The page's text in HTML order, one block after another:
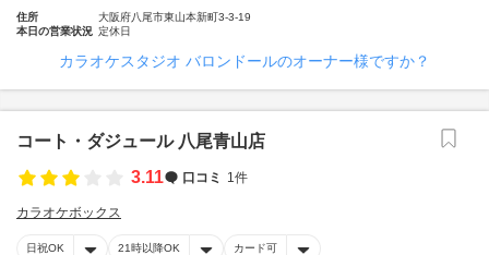
住所
大阪府八尾市東山本新町3-3-19
本日の営業状況 定休日
カラオケスタジオ バロンドールのオーナー様ですか？
コート・ダジュール 八尾青山店
3.11
口コミ 1件
カラオケボックス
日祝OK 21時以降OK カード可